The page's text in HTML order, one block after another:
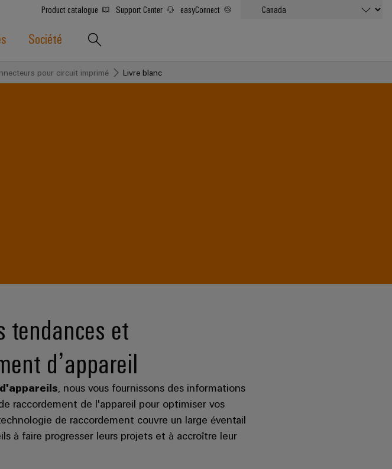
Product catalogue Support Center easyConnect
Société
pour circuit imprimé Livre blanc
tendances et
d’appareil
, nous vous fournissons des informations
raccordement de l'appareil pour optimiser vos
de raccordement couvre un large éventail
à faire progresser leurs projets et à accroître leur